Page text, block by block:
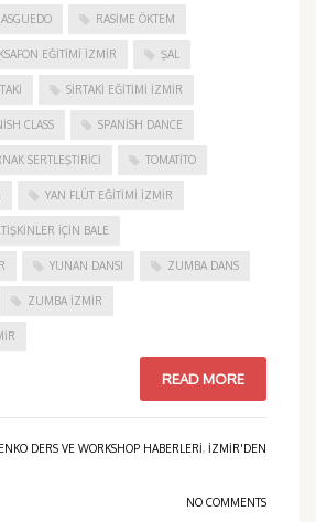
RASIME ÖKTEM
EĞITIMI İZMIR ŞAL
SIRTAKI EĞITIMI İZMIR
CLASS SPANISH DANCE
SERTLEŞTIRICI TOMATITO
YAN FLÜT EĞITIMI İZMIR
IÇIN BALE
YUNAN DANSI ZUMBA DANS
ZUMBA İZMIR
READ MORE
DERS VE WORKSHOP HABERLERI, IZMIR'DEN
NO COMMENTS